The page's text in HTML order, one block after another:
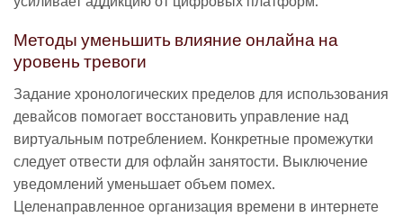
Методы уменьшить влияние онлайна на
уровень тревоги
Задание хронологических пределов для использования
девайсов помогает восстановить управление над
виртуальным потреблением. Конкретные промежутки
следует отвести для офлайн занятости. Выключение
уведомлений уменьшает объем помех.
Целенаправленное организация времени в интернете